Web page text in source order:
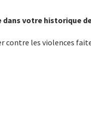
dans votre historique
les violences